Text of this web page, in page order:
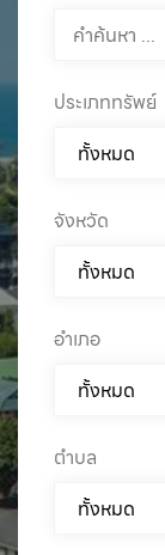
ประเภททรัพย์
จังหวัด
อำเภอ
ตำบล